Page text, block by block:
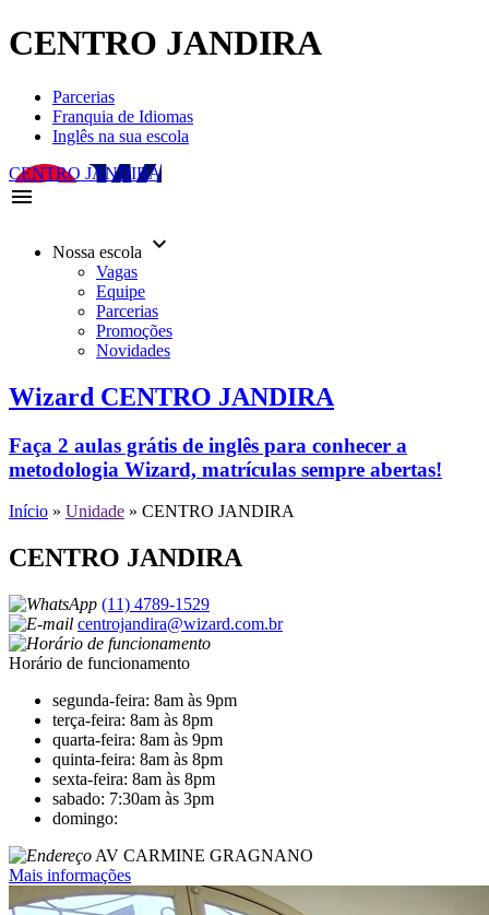
CENTRO JANDIRA
Parcerias
Franquia de Idiomas
Inglês na sua escola
CENTRO JANDIRA
menu
Nossa escola keyboard_arrow_down
Vagas
Equipe
Parcerias
Promoções
Novidades
Wizard CENTRO JANDIRA
Faça 2 aulas grátis de inglês para conhecer a
metodologia Wizard, matrículas sempre abertas!
Início » Unidade » CENTRO JANDIRA
CENTRO JANDIRA
(11) 4789-1529
centrojandira@wizard.com.br
Horário de funcionamento
segunda-feira: 8am às 9pm
terça-feira: 8am às 8pm
quarta-feira: 8am às 9pm
quinta-feira: 8am às 8pm
sexta-feira: 8am às 8pm
sabado: 7:30am às 3pm
domingo:
AV CARMINE GRAGNANO
Mais informações